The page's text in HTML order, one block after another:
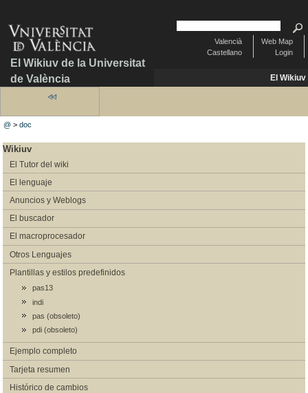
El Wikiuv de la Universitat
de València
Web Map
Login
Valencià
Castellano
El Wikiuv
@ >doc
Wikiuv
El Tutor del wiki
El lenguaje
Anuncios y Weblogs
El buscador
El macroprocesador
Otros Lenguajes
Plantillas y estilos predefinidos
pas13
indi
pas (obsoleto)
pdi (obsoleto)
Ejemplo completo
Tarjeta resumen
Histórico de cambios